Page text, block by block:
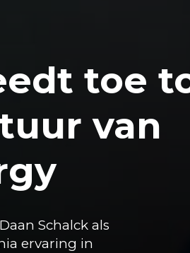
toe
van
Schalck als
ervaring in